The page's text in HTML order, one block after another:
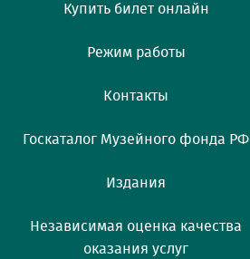
Купить билет онлайн
Режим работы
Контакты
Госкаталог Музейного фонда РФ
Издания
Независимая оценка качества
оказания услуг